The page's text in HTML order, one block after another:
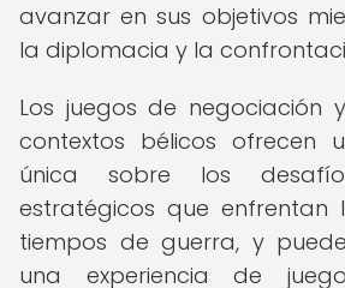
avanzar en sus objetivos
la diplomacia y la
Los juegos de negociación
contextos bélicos ofrecen
única sobre los
estratégicos que enfrentan
tiempos de guerra, y
una experiencia de